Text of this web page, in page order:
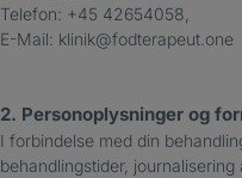
Telefon: +45 42654058,
E-Mail: klinik@fodterapeut.one
2. Personoplysninger og
I forbindelse med din
behandlingstider,